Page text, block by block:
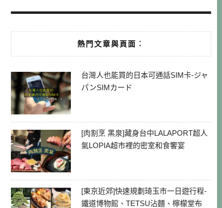
熱門文章與頁面︰
台灣人也能買的日本可通話SIM卡-ジャ
パンSIMカード
[肉割烹 黑泉]藏身台中LALAPORT超人
氣LOPIA超市裡的密室和食饗宴
[東京近郊]快速規劃琦玉市一日遊行程-
鐵道博物館、TETSU沾麵、檸檬堂布